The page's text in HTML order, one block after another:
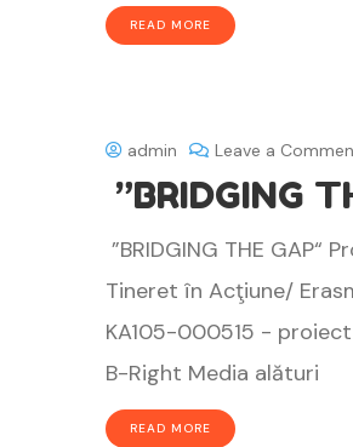
READ MORE
admin Leave a
”BRIDGING
”BRIDGING THE
Tineret în Acţiune/
KA105-000515 -
B-Right Media alături
READ MORE